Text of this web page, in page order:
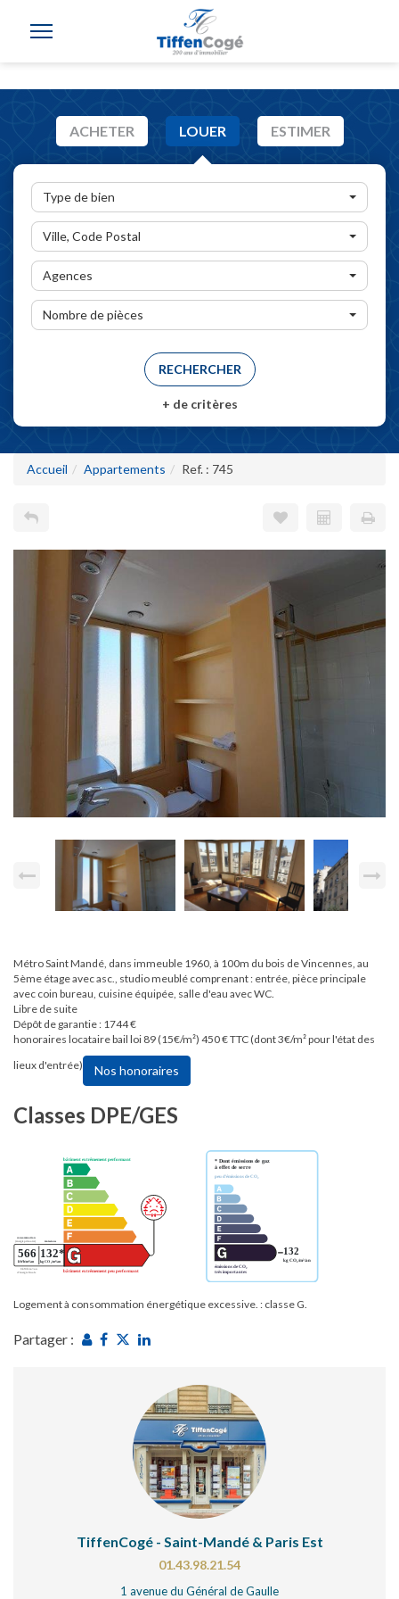
ACHETER LOUER ESTIMER
Type de bien
Ville, Code Postal
Agences
Nombre de pièces
+ de critères
Accueil Appartements Ref. : 745
Métro Saint Mandé, dans immeuble 1960, à 100m du bois de Vincennes, au
5ème étage avec asc., studio meublé comprenant : entrée, pièce principale
avec coin bureau, cuisine équipée, salle d'eau avec WC.
Libre de suite
Dépôt de garantie : 1744 €
honoraires locataire bail loi 89 (15€/m²) 450 € TTC (dont 3€/m² pour l'état des
lieux d'entrée)
Nos honoraires
Classes DPE/GES
Logement à consommation énergétique excessive. : classe G.
Partager :
TiffenCogé - Saint-Mandé & Paris Est
01.43.98.21.54
1 avenue du Général de Gaulle